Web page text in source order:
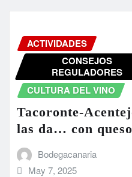
ACTIVIDADES
CONSEJOS
REGULADORES
CULTURA DEL VINO
Tacoronte-
las da… con queso
Bodegacanaria
May 7, 2025